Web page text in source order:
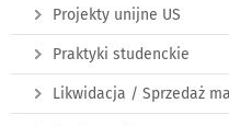
Projekty unijne US
Praktyki studenckie
Likwidacja / Sprzedaż